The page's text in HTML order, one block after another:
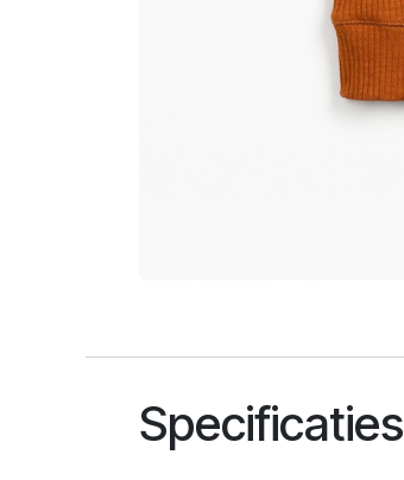
Specificaties